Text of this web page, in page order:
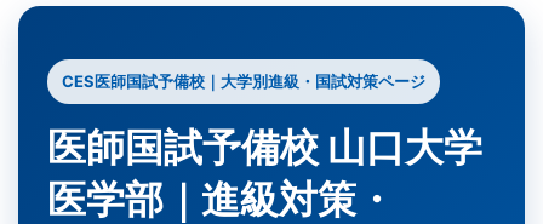
CES医師国試予備校｜大学別進級・国試対策ページ
医師国試予備校 山口大学
医学部｜進級対策・